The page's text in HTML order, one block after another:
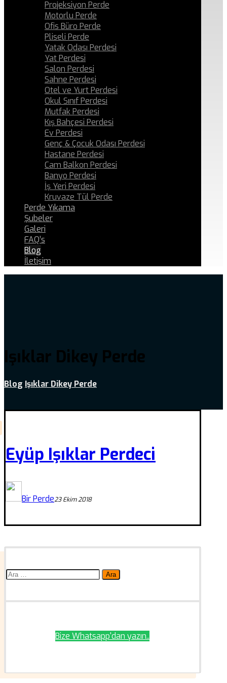
Projeksiyon Perde
Motorlu Perde
Ofis Büro Perde
Pliseli Perde
Yatak Odası Perdesi
Yat Perdesi
Salon Perdesi
Sahne Perdesi
Otel ve Yurt Perdesi
Okul Sınıf Perdesi
Mutfak Perdesi
Kış Bahçesi Perdesi
Ev Perdesi
Genç & Çocuk Odası Perdesi
Hastane Perdesi
Cam Balkon Perdesi
Banyo Perdesi
İş Yeri Perdesi
Kruvaze Tül Perde
Perde Yıkama
Şubeler
Galeri
FAQ’s
Blog
İletişim
Işıklar Dikey Perde
Blog Işıklar Dikey Perde
Eyüp Işıklar Perdeci
Bir Perde23 Ekim 2018
Arama:
Bize Whatsapp'dan yazın..